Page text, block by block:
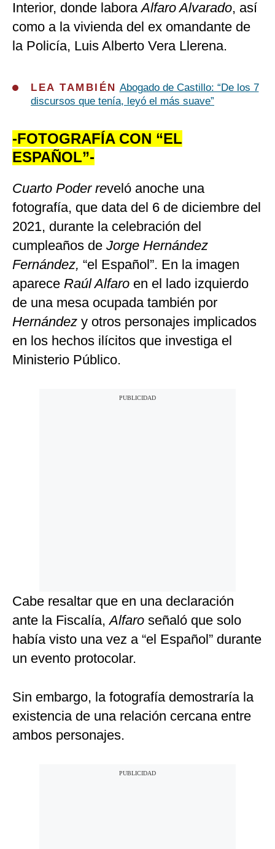
Interior, donde laboraAlfaro Alvarado, así
como a la vivienda del ex omandante de
la Policía, Luis Alberto Vera Llerena.
LEA TAMBIÉN Abogado de Castillo: “De los 7
discursos que tenía, leyó el más suave”
-FOTOGRAFÍA CON “EL
ESPAÑOL”-
Cuarto Poder reveló anoche una
fotografía, que data del 6 de diciembre del
2021, durante la celebración del
cumpleaños de Jorge Hernández
Fernández, “el Español”. En la imagen
aparece Raúl Alfaro en el lado izquierdo
de una mesa ocupada también por
Hernández y otros personajes implicados
en los hechos ilícitos que investiga el
Ministerio Público.
Cabe resaltar que en una declaración
ante la Fiscalía,Alfaro señaló que solo
había visto una vez a “el Español” durante
un evento protocolar.
Sin embargo, la fotografía demostraría la
existencia de una relación cercana entre
ambos personajes.